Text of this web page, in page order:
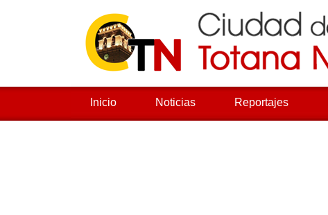
Inicio Noticias Reportajes